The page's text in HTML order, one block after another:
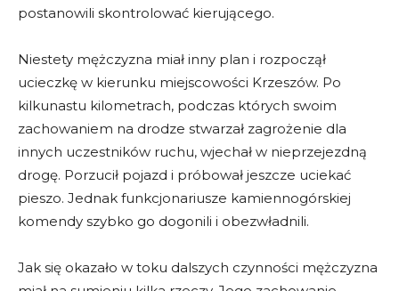
postanowili skontrolować kierującego.
Niestety mężczyzna miał inny plan i rozpoczął
ucieczkę w kierunku miejscowości Krzeszów. Po
kilkunastu kilometrach, podczas których swoim
zachowaniem na drodze stwarzał zagrożenie dla
innych uczestników ruchu, wjechał w nieprzejezdną
drogę. Porzucił pojazd i próbował jeszcze uciekać
pieszo. Jednak funkcjonariusze kamiennogórskiej
komendy szybko go dogonili i obezwładnili.
Jak się okazało w toku dalszych czynności mężczyzna